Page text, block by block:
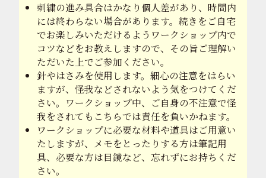
刺繍の進み具合はかなり個人差があり、時間内
には終わらない場合があります。続きをご自宅
でお楽しみいただけるようワークショップ内で
コツなどをお教えしますので、その旨ご理解い
ただいた上でご参加ください。
針やはさみを使用します。細心の注意をはらい
ますが、怪我などされないよう気をつけてくだ
さい。ワークショップ中、ご自身の不注意で怪
我をされてもこちらでは責任を負いかねます。
ワークショップに必要な材料や道具はご用意い
たしますが、メモをとったりする方は筆記用
具、必要な方は目鏡など、忘れずにお持ちくだ
さい。